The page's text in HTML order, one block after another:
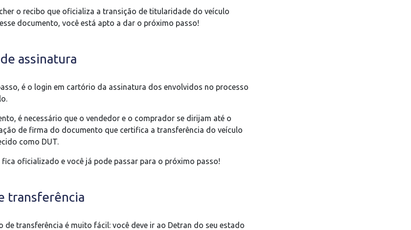
o recibo que oficializa a transição de titularidade do veículo
documento, você está apto a dar o próximo passo!
assinatura
é o login em cartório da assinatura dos envolvidos no processo
é necessário que o vendedor e o comprador se dirijam até o
de firma do documento que certifica a transferência do veículo
como DUT.
oficializado e você já pode passar para o próximo passo!
transferência
de transferência é muito fácil: você deve ir ao Detran do seu estado